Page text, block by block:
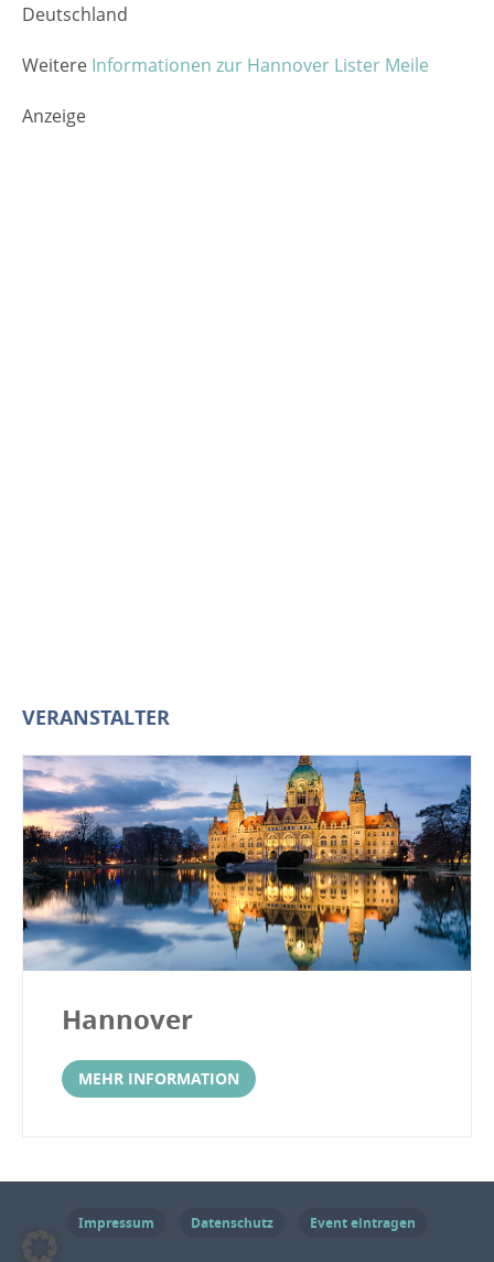
Deutschland
Weitere Informationen zur Hannover Lister Meile
Anzeige
VERANSTALTER
Hannover
MEHR INFORMATION
Impressum Datenschutz Event eintragen